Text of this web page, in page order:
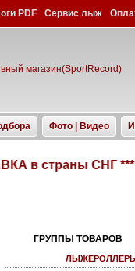
PDF Сервис лыж
Фото | Видео
в страны СНГ ***
ГРУППЫ ТОВАРОВ